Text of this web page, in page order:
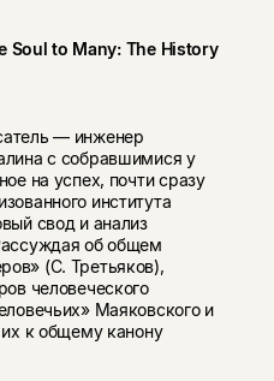
Soul to Many: The History
— инженер
с собравшимися у
на успех, почти сразу
института
свод и анализ
об общем
(С. Третьяков),
человеческого
Маяковского и
их к общему канону